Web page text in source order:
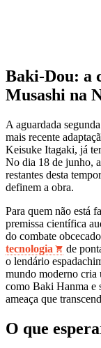
Baki-Dou: a
Musashi na
A aguardada
mais recente
Keisuke Itagaki, já
No dia 18 de junho,
restantes desta
definem a obra.
Para quem não está
premissa científica
do combate
tecnologia
de
o lendário
mundo moderno cria
como Baki Hanma e
ameaça que
O que